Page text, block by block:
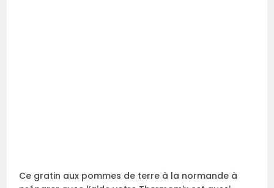
Ce gratin aux pommes de terre à la normande à